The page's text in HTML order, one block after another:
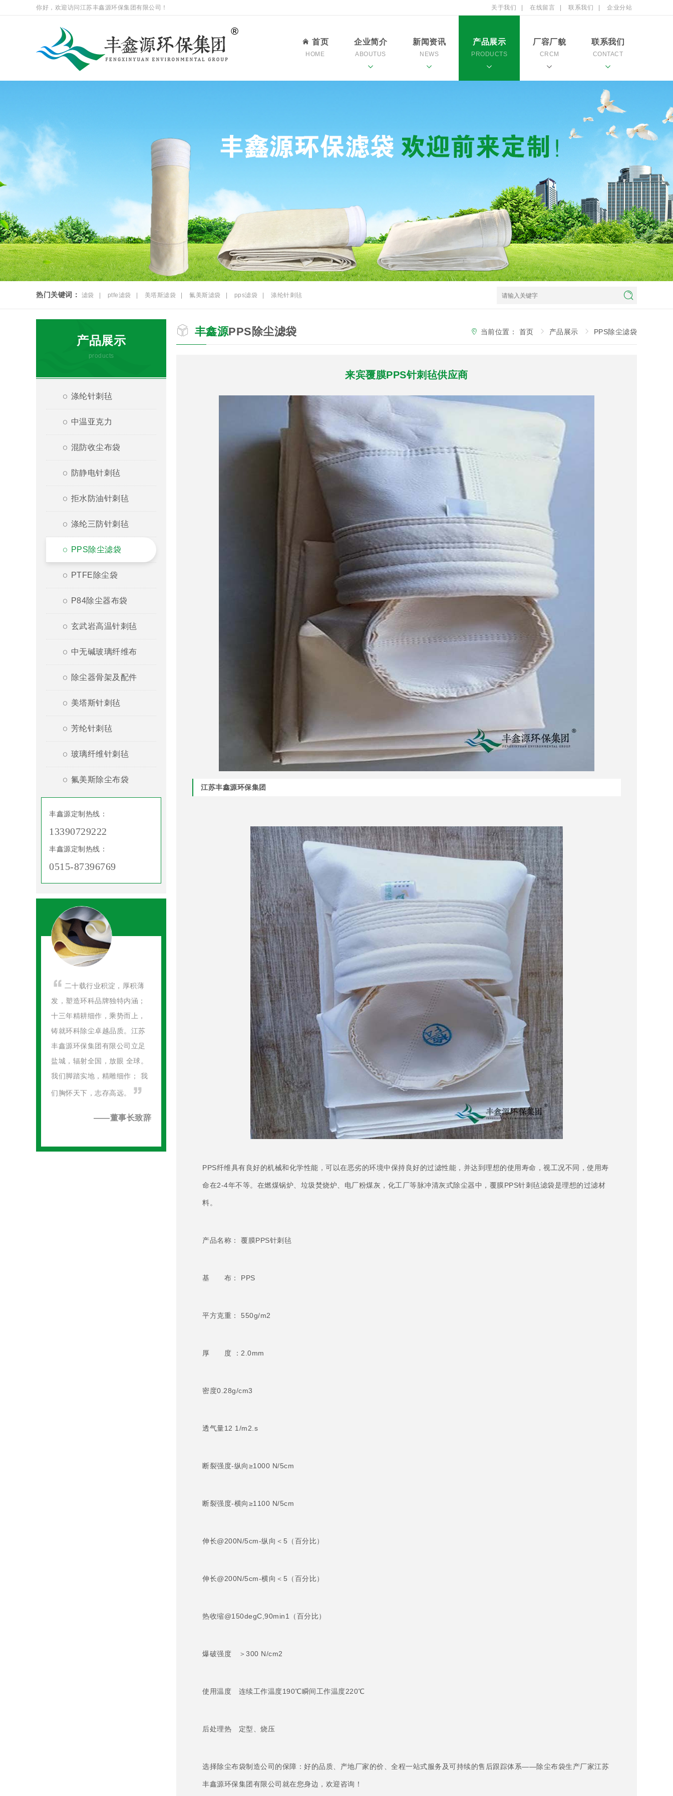
你好，欢迎访问江苏丰鑫源环保集团有限公司！ 关于我们 在线留言 联系我们 企业分站
首页
HOME
企业简介
ABOUTUS
新闻资讯
NEWS
产品展示
PRODUCTS
厂容厂貌
CRCM
联系我们
CONTACT
热门关键词： 滤袋 ptfe滤袋 美塔斯滤袋 氟美斯滤袋 pps滤袋 涤纶针刺毡
产品展示
products
涤纶针刺毡
中温亚克力
混防收尘布袋
防静电针刺毡
拒水防油针刺毡
涤纶三防针刺毡
PPS除尘滤袋
PTFE除尘袋
P84除尘器布袋
玄武岩高温针刺毡
中无碱玻璃纤维布
除尘器骨架及配件
美塔斯针刺毡
芳纶针刺毡
玻璃纤维针刺毡
氟美斯除尘布袋
丰鑫源定制热线：
13390729222
丰鑫源定制热线：
0515-87396769
二十载行业积淀，厚积薄
发，塑造环科品牌独特内涵；
十三年精耕细作，乘势而上，
铸就环科除尘卓越品质。江苏
丰鑫源环保集团有限公司立足
盐城，辐射全国，放眼 全球。
我们脚踏实地，精雕细作； 我
们胸怀天下，志存高远。
——董事长致辞
丰鑫源PPS除尘滤袋 当前位置： 首页 产品展示 PPS除尘滤袋
来宾覆膜PPS针刺毡供应商
江苏丰鑫源环保集团
PPS纤维具有良好的机械和化学性能，可以在恶劣的环境中保持良好的过滤性能，并达到理想的使用寿命，视工况不同，使用寿
命在2-4年不等。在燃煤锅炉、垃圾焚烧炉、电厂粉煤灰，化工厂等脉冲清灰式除尘器中，覆膜PPS针刺毡滤袋是理想的过滤材
料。
产品名称： 覆膜PPS针刺毡
基 布： PPS
平方克重： 550g/m2
厚 度 ：2.0mm
密度0.28g/cm3
透气量12 1/m2.s
断裂强度-纵向≥1000 N/5cm
断裂强度-横向≥1100 N/5cm
伸长@200N/5cm-纵向＜5（百分比）
伸长@200N/5cm-横向＜5（百分比）
热收缩@150degC,90min1（百分比）
爆破强度 ＞300 N/cm2
使用温度 连续工作温度190℃瞬间工作温度220℃
后处理热 定型、烧压
选择除尘布袋制造公司的保障：好的品质、产地厂家的价、全程一站式服务及可持续的售后跟踪体系——除尘布袋生产厂家江苏
丰鑫源环保集团有限公司就在您身边，欢迎咨询！